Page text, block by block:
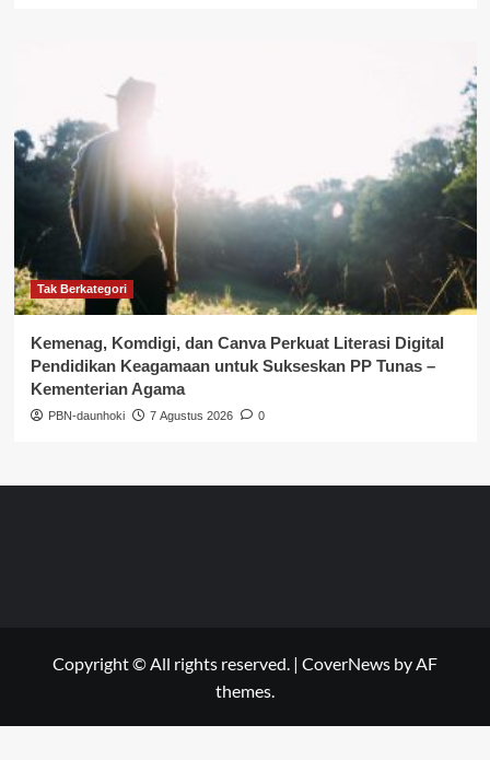
Tak Berkategori
Kemenag, Komdigi, dan Canva Perkuat Literasi Digital
Pendidikan Keagamaan untuk Sukseskan PP Tunas –
Kementerian Agama
PBN-daunhoki 7 Agustus 2026 0
Copyright © All rights reserved. | CoverNews by AF
themes.